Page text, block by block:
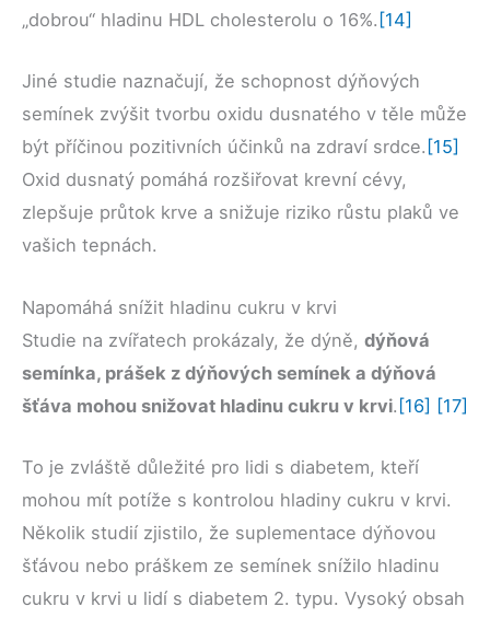
„dobrou“ hladinu HDL cholesterolu o 16%. [14]
Jiné studie naznačují, že schopnost dýňových
semínek zvýšit tvorbu oxidu dusnatého v těle může
být příčinou pozitivních účinků na zdraví srdce. [15]
Oxid dusnatý pomáhá rozšiřovat krevní cévy,
zlepšuje průtok krve a snižuje riziko růstu plaků ve
vašich tepnách.
Napomáhá snížit hladinu cukru v krvi
Studie na zvířatech prokázaly, že dýně, dýňová
semínka, prášek z dýňových semínek a dýňová
šťáva mohou snižovat hladinu cukru v krvi. [16] [17]
To je zvláště důležité pro lidi s diabetem, kteří
mohou mít potíže s kontrolou hladiny cukru v krvi.
Několik studií zjistilo, že suplementace dýňovou
šťávou nebo práškem ze semínek snížilo hladinu
cukru v krvi u lidí s diabetem 2. typu. Vysoký obsah